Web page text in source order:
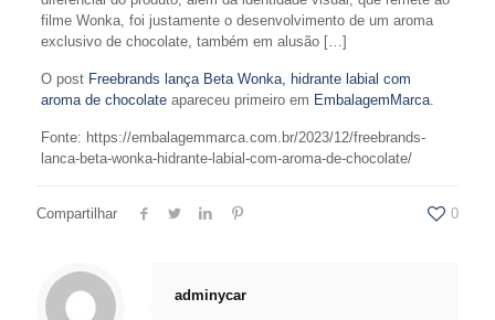
filme Wonka, foi justamente o desenvolvimento de um aroma
exclusivo de chocolate, também em alusão […]
O post Freebrands lança Beta Wonka, hidrante labial com
aroma de chocolateapareceu primeiro em EmbalagemMarca.
Fonte: https://embalagemmarca.com.br/2023/12/freebrands-
lanca-beta-wonka-hidrante-labial-com-aroma-de-chocolate/
Compartilhar 0
adminycar